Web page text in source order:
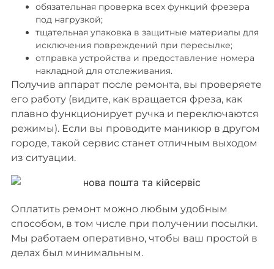
обязательная проверка всех функций фрезера
под нагрузкой;
тщательная упаковка в защитные материалы для
исключения повреждений при пересылке;
отправка устройства и предоставление номера
накладной для отслеживания.
Получив аппарат после ремонта, вы проверяете
его работу (видите, как вращается фреза, как
плавно функционирует ручка и переключаются
режимы). Если вы проводите маникюр в другом
городе, такой сервис станет отличным выходом
из ситуации.
Оплатить ремонт можно любым удобным
способом, в том числе при получении посылки.
Мы работаем оперативно, чтобы ваш простой в
делах был минимальным.